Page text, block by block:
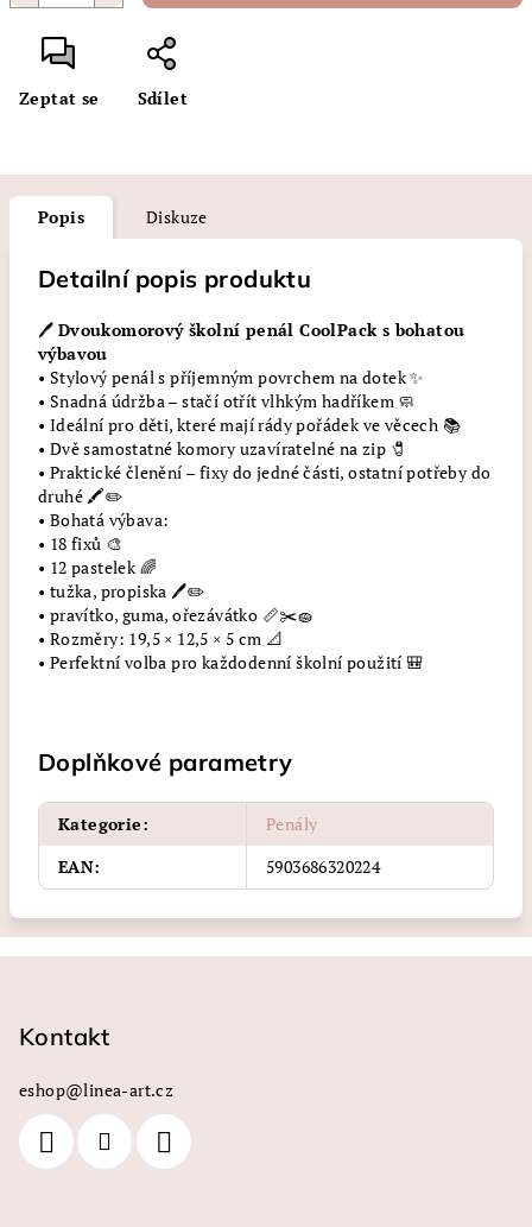
Zeptat se Sdílet
Popis Diskuze
Detailní popis produktu
🖊️ Dvoukomorový školní penál CoolPack s bohatou
výbavou
• Stylový penál s příjemným povrchem na dotek ✨
• Snadná údržba – stačí otřít vlhkým hadříkem 🧼
• Ideální pro děti, které mají rády pořádek ve věcech 📚
• Dvě samostatné komory uzavíratelné na zip 🧷
• Praktické členění – fixy do jedné části, ostatní potřeby do
druhé 🖍️✏️
• Bohatá výbava:
• 18 fixů 🎨
• 12 pastelek 🌈
• tužka, propiska 🖊️✏️
• pravítko, guma, ořezávátko 📏✂️🧽
• Rozměry: 19,5 × 12,5 × 5 cm 📐
• Perfektní volba pro každodenní školní použití 🎒
Doplňkové parametry
Kategorie:
Penály
EAN: 5903686320224
Kontakt
eshop@linea-art.cz